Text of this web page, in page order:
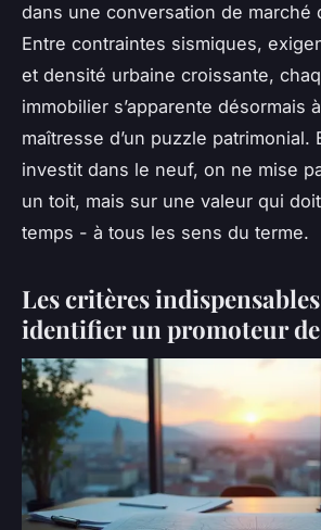
dans une conversation de marché
Entre contraintes sismiques,
et densité urbaine croissante,
immobilier s’apparente désormais
maîtresse d’un puzzle patrimonial.
investit dans le neuf, on ne mise
un toit, mais sur une valeur qui
temps - à tous les sens du terme.
Les critères
identifier un promoteur